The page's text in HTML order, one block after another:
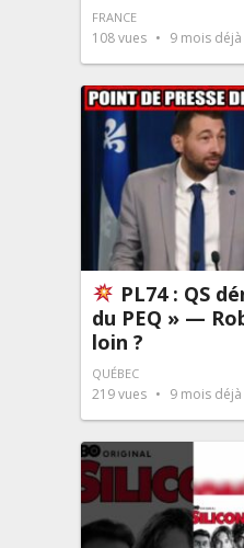
FRANCE
108vues 9 mois déjà
PL74 : QS
du PEQ » —
loin ?
QUÉBEC
219vues 9 mois déjà